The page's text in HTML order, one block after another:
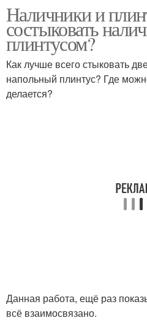
Наличники и
состыковать
плинтусом?
Как лучше всего стыковать
напольный плинтус? Где
делается?
Данная работа, ещё раз
всё взаимосвязано.